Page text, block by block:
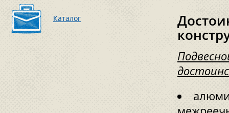
Каталог